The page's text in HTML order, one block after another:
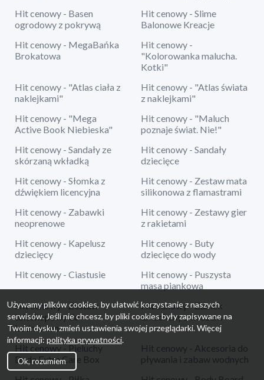
Hit cenowy - Basen
ogrodowy z pokrywą
Hit cenowy - Slime
Balonowe Kreacje
Hit cenowy - MegaBańka
Brokatowa
Hit cenowy -
"Kolorowanka malucha.
Kotki"
Hit cenowy - "Atlas ciała z
naklejkami"
Hit cenowy - "Atlas świata
z naklejkami"
Hit cenowy - "Mega
Active Book Niebieska"
Hit cenowy - "Maluch
poznaje świat. Nie!"
Hit cenowy - Sandały ze
skórzaną wkładką
Hit cenowy - Sandały
dziecięce
Hit cenowy - Słomka z
dźwiękiem licencyjna
Hit cenowy - Zestaw mata
silikonowa z flamastrami
Hit cenowy - Zabawki
neoprenowe
Hit cenowy - Zestawy gier
z rakietami
Hit cenowy - Kapelusz
dziecięcy
Hit cenowy - Buty
dziecięce do wody
Hit cenowy - Ciastusie
Hit cenowy - Puszysta
masa piankowa
Hit cenowy - Zestaw
teleskopowy do
badmintona
Hit cenowy - Zamek
dmuchany z koszem
Hit cenowy - Pieluchy
Dada Extra Care Box
Hit cenowy - Akcesoria do
pływania i zabaw wodnych
Używamy plików cookies, by ułatwić korzystanie z naszych
serwisów. Jeśli nie chcesz, by pliki cookies były zapisywane na
Twoim dysku, zmień ustawienia swojej przeglądarki. Więcej
informacji: polityka prywatności.
Ok, rozumiem